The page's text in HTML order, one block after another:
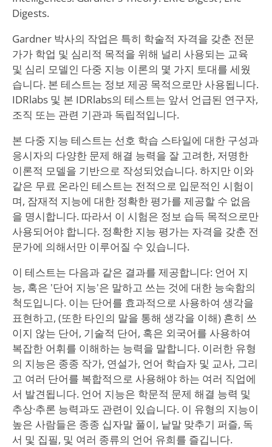
Digests.
Gardner 박사의 작업은 특히 학술적 자격을 갖춘 전문
가가 학업 및 심리적 목적을 위해 널리 사용되는 교육
및 심리 모델인 다중 지능 이론의 몇 가지 토대를 세웠
습니다. 본 테스트는 정보 제공 목적으로만 사용됩니다.
IDRlabs 및 본 IDRlabs의 테스트는 앞서 언급된 연구자,
조직 또는 관련 기관과 독립적입니다.
본 다중 지능 테스트는 선호 학습 스타일에 대한 구성과
응시자의 다양한 문제 해결 능력을 잘 고려한, 저명한
이론적 모델을 기반으로 작성되었습니다. 하지만 이와
같은 무료 온라인 테스트는 전적으로 입문적인 시험이
며, 잠재적 지능에 대한 정확한 평가를 제공할 수 없음
을 명시합니다. 따라서 이 시험은 정보 습득 목적으로만
사용되어야 합니다. 정확한 지능 평가는 자격을 갖춘 전
문가에 의해서만 이루어질 수 있습니다.
이 테스트는 다음과 같은 결과를 제공합니다: 언어 지
능, 혹은 '단어 지능'은 말하고 쓰는 것에 대한 능숙함의
척도입니다. 이는 단어를 효과적으로 사용하여 생각을
표현하고, (또한 타인의 말을 통해 생각을 이해) 흔히 쓰
이지 않는 단어, 기술적 단어, 혹은 외국어를 사용하여
복잡한 어휘를 이해하는 능력을 말합니다. 이러한 유형
의 지능은 종종 작가, 연설가, 언어 학습자 및 교사, 그리
고 여러 단어를 복합적으로 사용해야 하는 여러 직업에
서 발견됩니다. 언어 지능은 학문적 문제 해결 능력 및
추상·추론 능력과도 관련이 있습니다. 이 유형의 지능이
높은 사람들은 종종 십자말 풀이, 낱말 맞추기 퍼즐, 독
서 및 집필, 및 여러 종류의 언어 유희를 즐깁니다.